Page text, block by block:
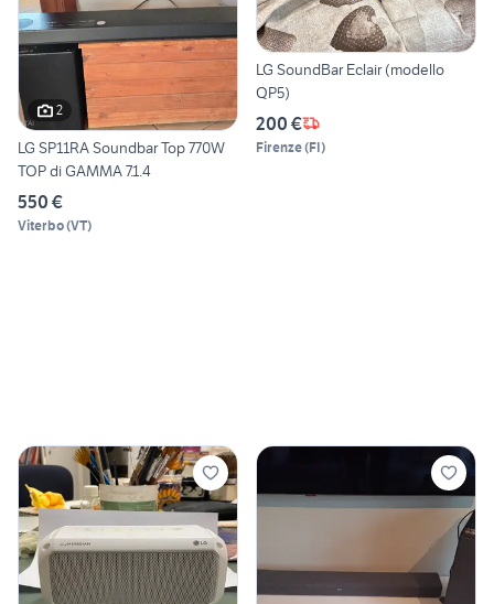
2
LG SP11RA Soundbar Top 770W
TOP di GAMMA 7.1.4
550 €
Viterbo(VT)
LG SoundBar Eclair (modello
QP5)
200 €
Firenze(FI)